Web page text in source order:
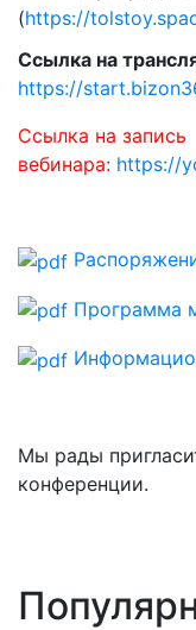
(https://
Ссылка на
https://
Ссылка на запись
вебинара: https://
Программа
Мы рады
конференции.